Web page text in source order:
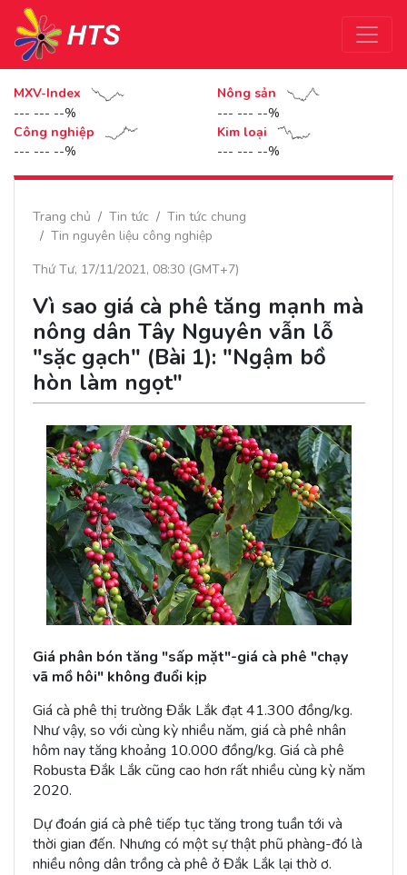
MXV-Index
--- --- --%
Nông sản
--- --- --%
Công nghiệp
--- --- --%
Kim loại
--- --- --%
Trang chủ Tin tức
Tin tức chung
Tin nguyên liệu công nghiệp
Thứ Tư, 17/11/2021, 08:30 (GMT+7)
Vì sao giá cà phê tăng mạnh mà
nông dân Tây Nguyên vẫn lỗ
"sặc gạch" (Bài 1): "Ngậm bồ
hòn làm ngọt"
Giá phân bón tăng "sấp mặt"-giá cà phê "chạy
vã mồ hôi" không đuổi kịp
Giá cà phê thị trường Đắk Lắk đạt 41.300 đồng/kg.
Như vậy, so với cùng kỳ nhiều năm, giá cà phê nhân
hôm nay tăng khoảng 10.000 đồng/kg. Giá cà phê
Robusta Đắk Lắk cũng cao hơn rất nhiều cùng kỳ năm
2020.
Dự đoán giá cà phê tiếp tục tăng trong tuần tới và
thời gian đến. Nhưng có một sự thật phũ phàng-đó là
nhiều nông dân trồng cà phê ở Đắk Lắk lại thờ ơ.